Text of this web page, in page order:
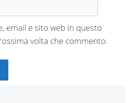
email e sito web in questo
volta che commento.